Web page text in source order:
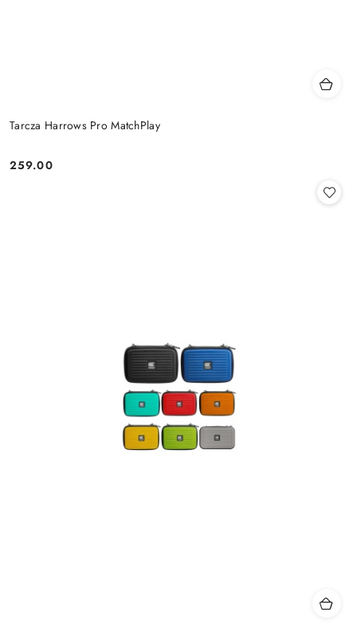
Tarcza Harrows Pro MatchPlay
Cena:
259.00